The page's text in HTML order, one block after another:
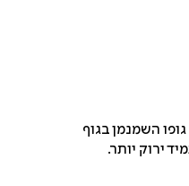
השמנמן בגוף
ירוק יותר.